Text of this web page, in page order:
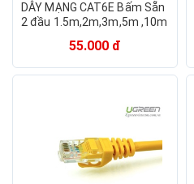
DÂY MẠNG CAT6E Bấm Sẵn
2 đầu 1.5m,2m,3m,5m ,10m
lan chính hãng
55.000 đ